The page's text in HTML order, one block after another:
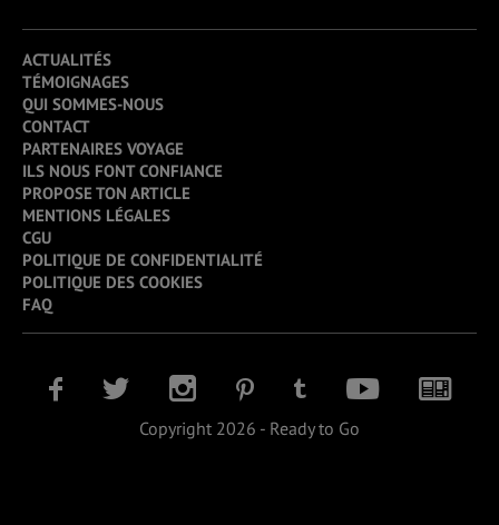
ACTUALITÉS
TÉMOIGNAGES
QUI SOMMES-NOUS
CONTACT
PARTENAIRES VOYAGE
ILS NOUS FONT CONFIANCE
PROPOSE TON ARTICLE
MENTIONS LÉGALES
CGU
POLITIQUE DE CONFIDENTIALITÉ
POLITIQUE DES COOKIES
FAQ
Copyright 2026 - Ready to Go